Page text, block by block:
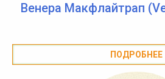
Венера Макфлайтрап
ПОДРОБНЕЕ